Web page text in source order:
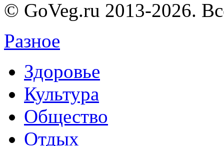
© GoVeg.ru 2013-2026.
Разное
Здоровье
Культура
Общество
Отдых